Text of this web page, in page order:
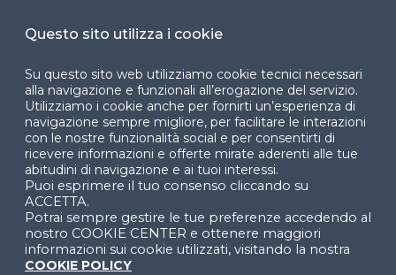
Facebook LinkedIn
YouTube X
© 2024 Copyright © Politecnico di Milano Dipartimento
di Ingegneria Gestionale
Questo sito utilizza i cookie
Su questo sito web utilizziamo cookie tecnici necessari
alla navigazione e funzionali all’erogazione del servizio.
Utilizziamo i cookie anche per fornirti un’esperienza di
navigazione sempre migliore, per facilitare le interazioni
con le nostre funzionalità social e per consentirti di
ricevere informazioni e offerte mirate aderenti alle tue
abitudini di navigazione e ai tuoi interessi.
Puoi esprimere il tuo consenso cliccando su
ACCETTA.
Potrai sempre gestire le tue preferenze accedendo al
nostro COOKIE CENTER e ottenere maggiori
informazioni sui cookie utilizzati, visitando la nostra
COOKIE POLICY